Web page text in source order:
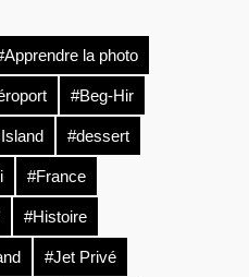
la photo
#Beg-Hir
#dessert
#France
#Histoire
#Jet Privé